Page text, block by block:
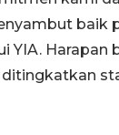
baik
YIA. Harapan